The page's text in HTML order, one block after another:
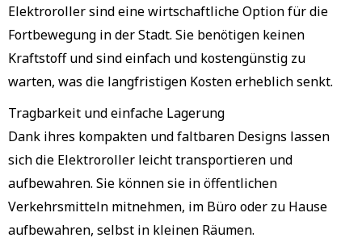
Elektroroller sind eine wirtschaftliche Option für die
Fortbewegung in der Stadt. Sie benötigen keinen
Kraftstoff und sind einfach und kostengünstig zu
warten, was die langfristigen Kosten erheblich senkt.
Tragbarkeit und einfache Lagerung
Dank ihres kompakten und faltbaren Designs lassen
sich die Elektroroller leicht transportieren und
aufbewahren. Sie können sie in öffentlichen
Verkehrsmitteln mitnehmen, im Büro oder zu Hause
aufbewahren, selbst in kleinen Räumen.